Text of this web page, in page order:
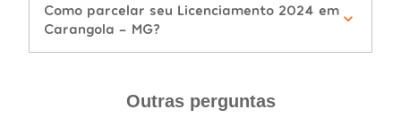
Como parcelar seu Licenciamento 2024 em
Carangola - MG?
Outras perguntas